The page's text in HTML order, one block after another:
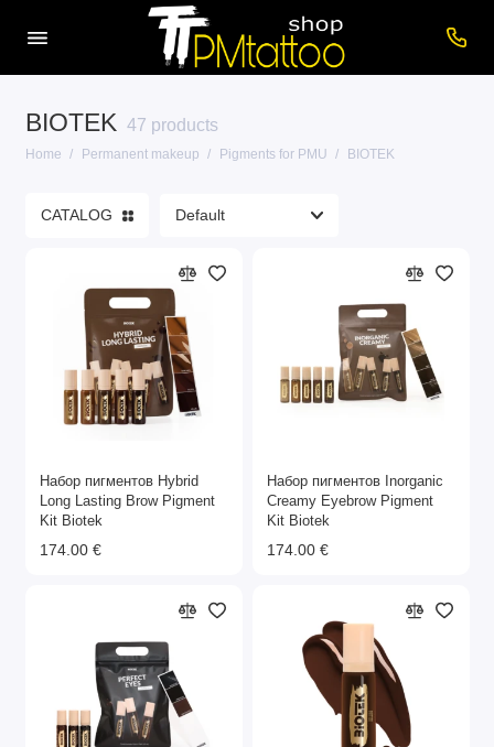
BIOTEK 47 products
Home Permanent makeup Pigments for PMU BIOTEK
Machines for PMU
Accessories for PM
Cartridges for PMU
Consumables
Power supplies
CATALOG
Набор пигментов Hybrid
Long Lasting Brow Pigment
Kit Biotek
174.00 €
Набор пигментов Inorganic
Creamy Eyebrow Pigment
Kit Biotek
174.00 €